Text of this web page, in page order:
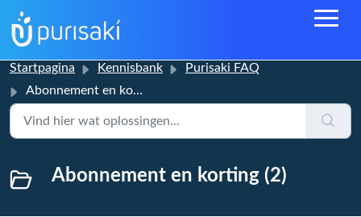
Startpagina Kennisbank
Purisaki FAQ
Abonnement en korting
Abonnement en korting (2)